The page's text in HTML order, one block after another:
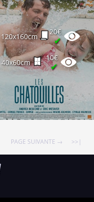
120x160cm
20€
✔
40x60cm
10€
✔
PAGE SUIVANTE → >>|